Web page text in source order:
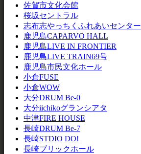
佐賀市文化会館
桜坂セントラル
志布志やっちくふれあいセンター
鹿児島CAPARVO HALL
鹿児島LIVE IN FRONTIER
鹿児島LIVE TRAIN69号
鹿児島市民文化ホール
小倉FUSE
小倉WOW
大分DRUM Be-0
大分iichikoグランシアタ
中津FIRE HOUSE
長崎DRUM Be-7
長崎STDIO DO!
長崎ブリックホール